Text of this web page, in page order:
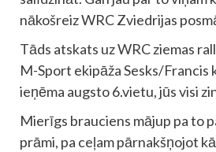
nākošreiz WRC Zviedrijas
Tāds atskats uz WRC ziemas
M-Sport ekipāža Sesks/Francis
ieņēma augsto 6.vietu, jūs visi
Mierīgs brauciens mājup pa to
prāmi, pa ceļam pārnakšņojot